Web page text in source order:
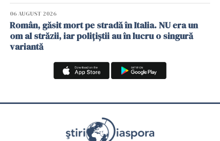
06 AUGUST 2026
Român, găsit mort pe stradă în Italia. NU era un
om al străzii, iar polițiștii au în lucru o singură
variantă